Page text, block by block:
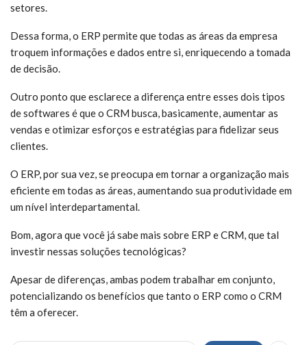
setores.
Dessa forma, o ERP permite que todas as áreas da empresa
troquem informações e dados entre si, enriquecendo a tomada
de decisão.
Outro ponto que esclarece a diferença entre esses dois tipos
de softwares é que o CRM busca, basicamente, aumentar as
vendas e otimizar esforços e estratégias para fidelizar seus
clientes.
O ERP, por sua vez, se preocupa em tornar a organização mais
eficiente em todas as áreas, aumentando sua produtividade em
um nível interdepartamental.
Bom, agora que você já sabe mais sobre ERP e CRM, que tal
investir nessas soluções tecnológicas?
Apesar de diferenças, ambas podem trabalhar em conjunto,
potencializando os benefícios que tanto o ERP como o CRM
têm a oferecer.